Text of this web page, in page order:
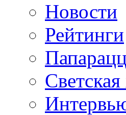
Новости
Рейтинги